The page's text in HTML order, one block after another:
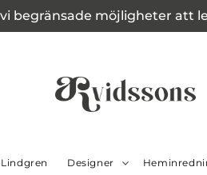
begränsade möjligheter att
Designer